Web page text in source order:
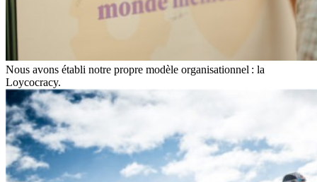
Nous avons établi notre propre modèle organisationnel : la
Loycocracy.